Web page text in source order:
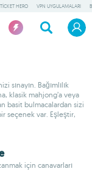
TICKET HERO VPN UYGULAMALARI
Bağımlılık
klasik mahjong’a veya
basit bulmacalardan sizi
seçenek var. Eşleştir,
için canavarları